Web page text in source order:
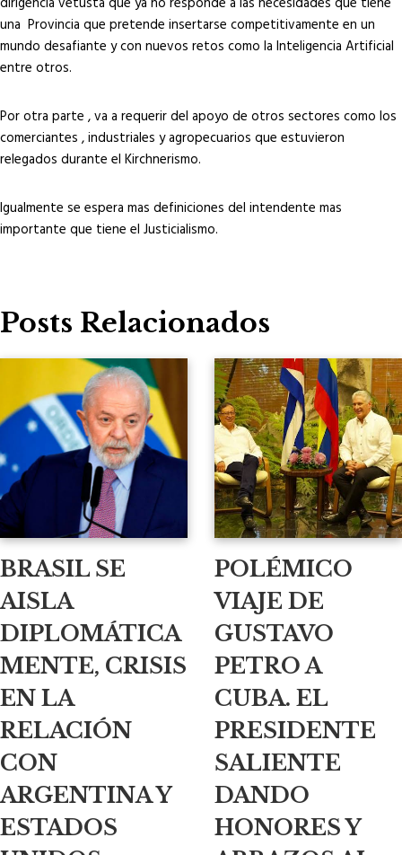
una Provincia que pretende insertarse competitivamente en un
mundo desafiante y con nuevos retos como la Inteligencia Artificial
entre otros.
Por otra parte , va a requerir del apoyo de otros sectores como los
comerciantes , industriales y agropecuarios que estuvieron
relegados durante el Kirchnerismo.
Igualmente se espera mas definiciones del intendente mas
importante que tiene el Justicialismo.
Posts Relacionados
BRASIL SE
AISLA
DIPLOMÁTICA
MENTE, CRISIS
EN LA
RELACIÓN
CON
ARGENTINA Y
ESTADOS
POLÉMICO
VIAJE DE
GUSTAVO
PETRO A
CUBA. EL
PRESIDENTE
SALIENTE
DANDO
HONORES Y